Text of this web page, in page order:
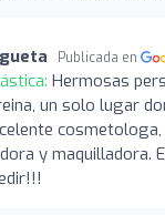
Publicada en
Hermosas
un solo lugar
cosmetologa,
y maquilladora.